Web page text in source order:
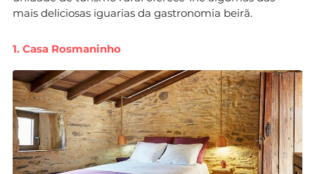
mais deliciosas iguarias da gastronomia beirã.
1. Casa Rosmaninho